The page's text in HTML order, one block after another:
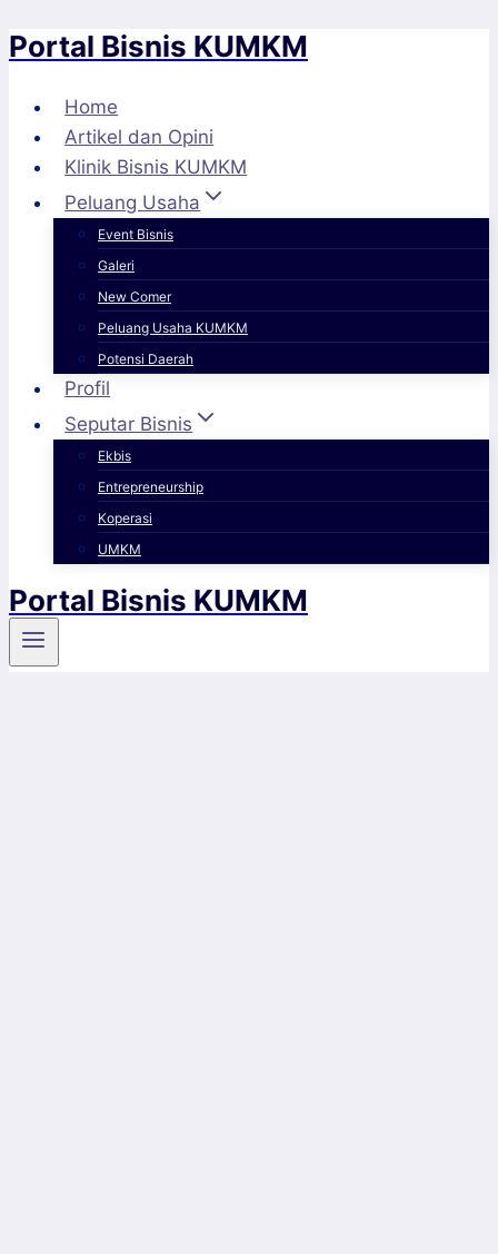
Skip
content
Portal Bisnis KUMKM
Home
Artikel dan Opini
Klinik Bisnis KUMKM
Peluang Usaha
Event Bisnis
Galeri
New Comer
Peluang Usaha KUMKM
Potensi Daerah
Profil
Seputar Bisnis
Ekbis
Entrepreneurship
Koperasi
UMKM
Portal Bisnis KUMKM